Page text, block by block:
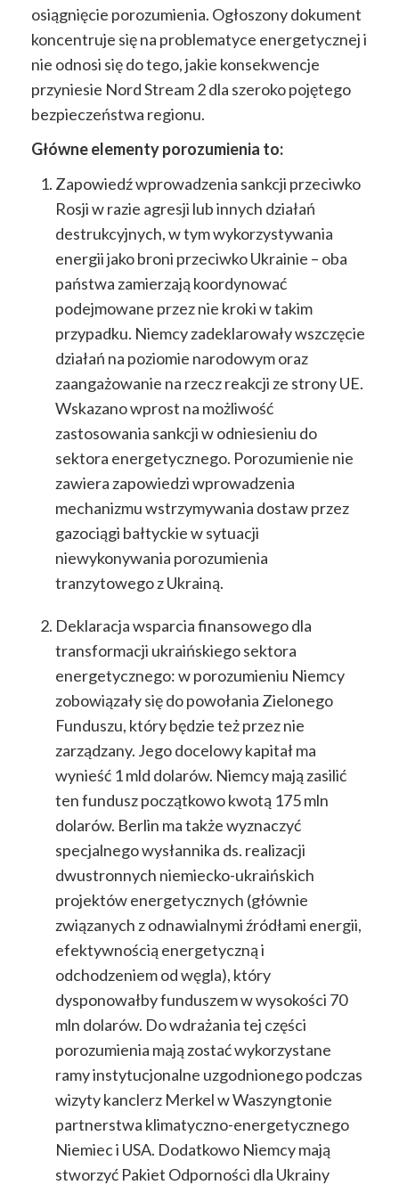
osiągnięcie porozumienia. Ogłoszony dokument
koncentruje się na problematyce energetycznej i
nie odnosi się do tego, jakie konsekwencje
przyniesie Nord Stream 2 dla szeroko pojętego
bezpieczeństwa regionu.
Główne elementy porozumienia to:
Zapowiedź wprowadzenia sankcji przeciwko
Rosji w razie agresji lub innych działań
destrukcyjnych, w tym wykorzystywania
energii jako broni przeciwko Ukrainie – oba
państwa zamierzają koordynować
podejmowane przez nie kroki w takim
przypadku. Niemcy zadeklarowały wszczęcie
działań na poziomie narodowym oraz
zaangażowanie na rzecz reakcji ze strony UE.
Wskazano wprost na możliwość
zastosowania sankcji w odniesieniu do
sektora energetycznego. Porozumienie nie
zawiera zapowiedzi wprowadzenia
mechanizmu wstrzymywania dostaw przez
gazociągi bałtyckie w sytuacji
niewykonywania porozumienia
tranzytowego z Ukrainą.
Deklaracja wsparcia finansowego dla
transformacji ukraińskiego sektora
energetycznego: w porozumieniu Niemcy
zobowiązały się do powołania Zielonego
Funduszu, który będzie też przez nie
zarządzany. Jego docelowy kapitał ma
wynieść 1 mld dolarów. Niemcy mają zasilić
ten fundusz początkowo kwotą 175 mln
dolarów. Berlin ma także wyznaczyć
specjalnego wysłannika ds. realizacji
dwustronnych niemiecko-ukraińskich
projektów energetycznych (głównie
związanych z odnawialnymi źródłami energii,
efektywnością energetyczną i
odchodzeniem od węgla), który
dysponowałby funduszem w wysokości 70
mln dolarów. Do wdrażania tej części
porozumienia mają zostać wykorzystane
ramy instytucjonalne uzgodnionego podczas
wizyty kanclerz Merkel w Waszyngtonie
partnerstwa klimatyczno-energetycznego
Niemiec i USA. Dodatkowo Niemcy mają
stworzyć Pakiet Odporności dla Ukrainy